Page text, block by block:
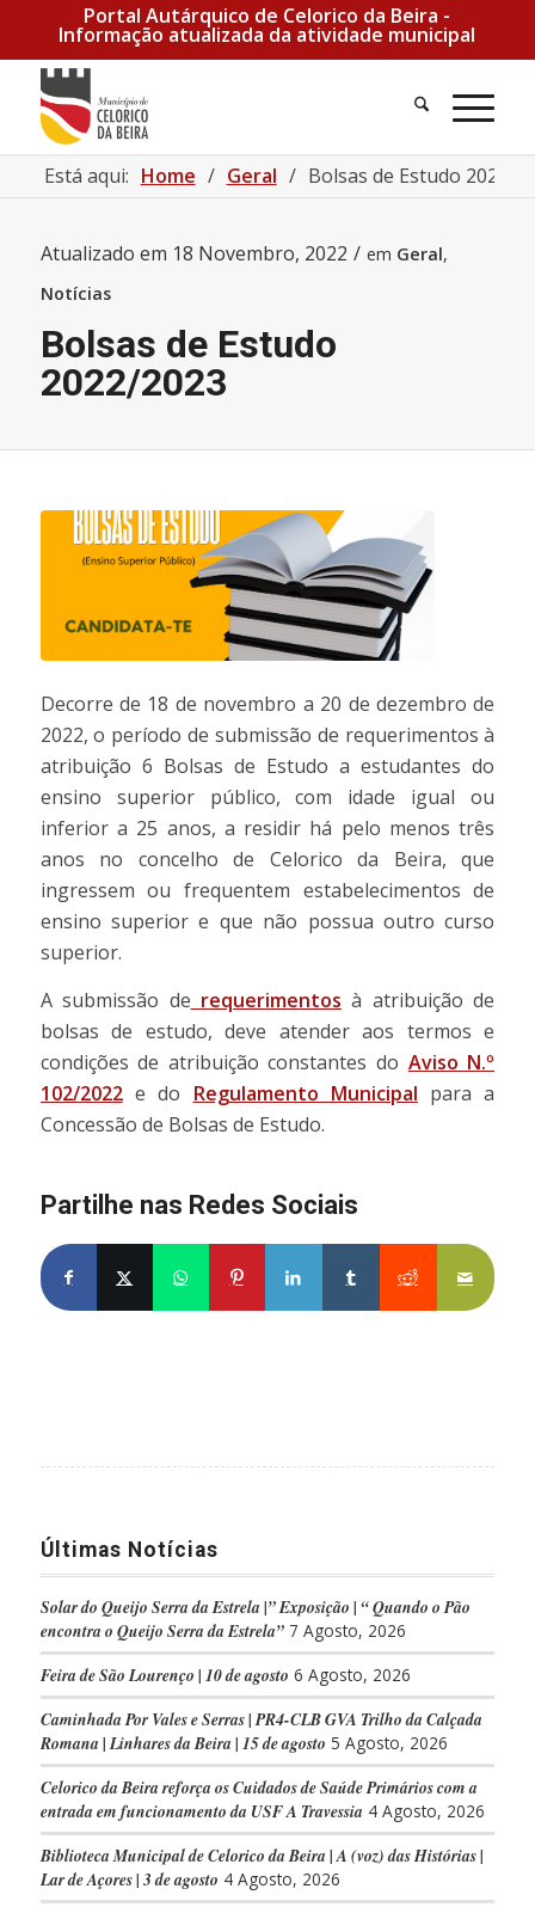
Portal Autárquico de Celorico da Beira -
Informação atualizada da atividade municipal
Pesquisa
Está aqui: Home / Geral / Bolsas de Estudo 2022/
Atualizado em 18 Novembro, 2022 / em Geral,
Notícias
Bolsas de Estudo
2022/2023
Decorre de 18 de novembro a 20 de dezembro de
2022, o período de submissão de requerimentos à
atribuição 6 Bolsas de Estudo a estudantes do
ensino superior público, com idade igual ou
inferior a 25 anos, a residir há pelo menos três
anos no concelho de Celorico da Beira, que
ingressem ou frequentem estabelecimentos de
ensino superior e que não possua outro curso
superior.
A submissão de requerimentos à atribuição de
bolsas de estudo, deve atender aos termos e
condições de atribuição constantes do Aviso N.º
102/2022e do Regulamento Municipal para a
Concessão de Bolsas de Estudo.
Partilhe nas Redes Sociais
Partilhe no Facebook
Partilhe no X
Share on WhatsApp
Partilhe no Pinterest
Partilhe no LinkedIn
Partilhe no Tumblr
Partilhe no
Últimas Notícias
Solar do Queijo Serra da Estrela |” Exposição | “ Quando o Pão
encontra o Queijo Serra da Estrela” 7 Agosto, 2026
Feira de São Lourenço | 10 de agosto 6 Agosto, 2026
Caminhada Por Vales e Serras | PR4-CLB GVA Trilho da Calçada
Romana | Linhares da Beira | 15 de agosto 5 Agosto, 2026
Celorico da Beira reforça os Cuidados de Saúde Primários com a
entrada em funcionamento da USF A Travessia 4 Agosto, 2026
Biblioteca Municipal de Celorico da Beira | A (voz) das Histórias |
Lar de Açores | 3 de agosto 4 Agosto, 2026